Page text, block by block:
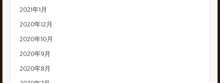
2021年1月
2020年12月
2020年10月
2020年9月
2020年8月